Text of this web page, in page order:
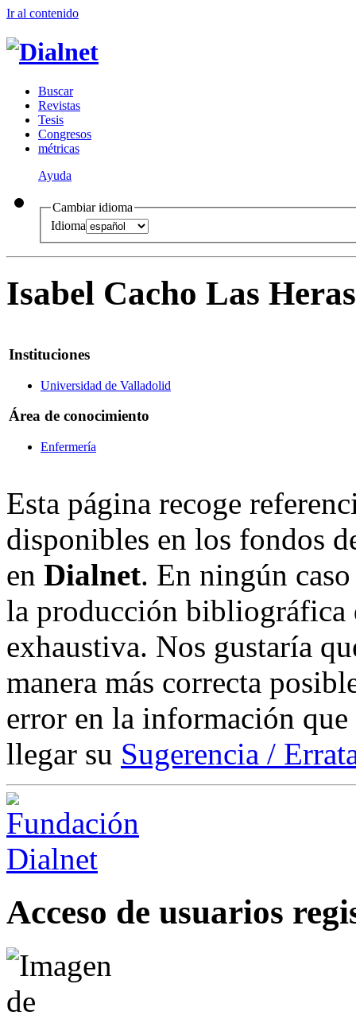
Ir al contenido
Buscar
Revistas
Tesis
Congresos
métricas
Ayuda
Cambiar idioma
Idioma
Isabel Cacho Las Heras
Instituciones
Universidad de Valladolid
Área de conocimiento
Enfermería
Esta página recoge
disponibles en los fondos
en Dialnet. En ningún
la producción bibliográfica
exhaustiva. Nos gustaría
manera más correcta
error en la información
llegar su Sugerencia /
Acceso de usuarios